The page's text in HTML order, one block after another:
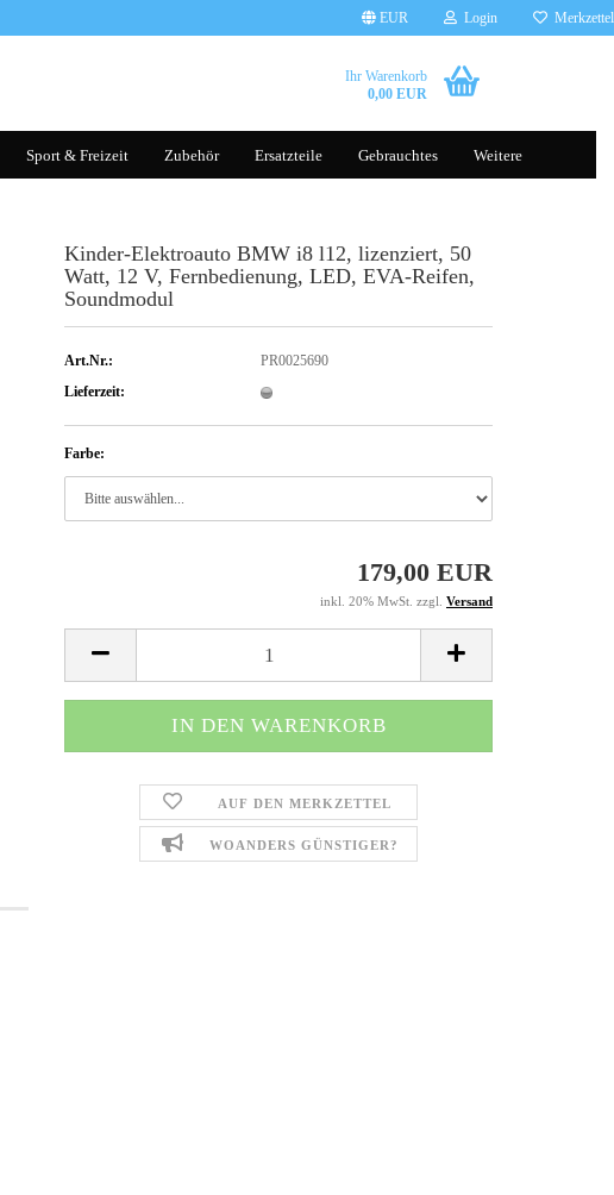
EUR Login Merkzettel
Ihr Warenkorb
0,00 EUR
Sport & Freizeit Zubehör
Brillen
Handschuhe
Helme
Komfort, Schutz & Sicherheit
sonst. Zubehör
Transporttaschen Balance
Silikonhüllen
Ersatzteile
Tauchscooter
Gebrauchtes Weitere
Kinder-Elektroauto BMW i8 l12, lizenziert, 50
Watt, 12 V, Fernbedienung, LED, EVA-Reifen,
Soundmodul
Art.Nr.:
PR0025690
Lieferzeit:
Farbe:
179,00 EUR
inkl. 20% MwSt. zzgl. Versand
AUF DEN MERKZETTEL
WOANDERS GÜNSTIGER?